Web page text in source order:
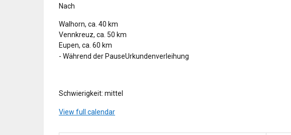
Wanderfahrt)
Nach
Walhorn, ca. 40 km
Vennkreuz, ca. 50 km
Eupen, ca. 60 km
- Während der PauseUrkundenverleihung
Schwierigkeit: mittel
View full calendar